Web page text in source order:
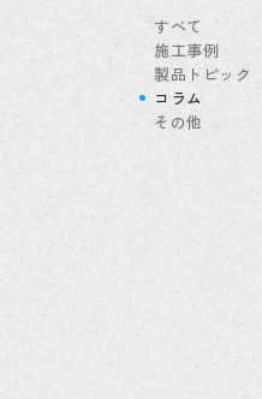
すべて
施工事例
製品トピック
コラム
その他